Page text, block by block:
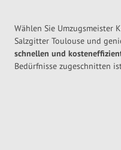
Wählen Sie Umzugsmeister
Salzgitter Toulouse und
schnellen und
Bedürfnisse zugeschnitten